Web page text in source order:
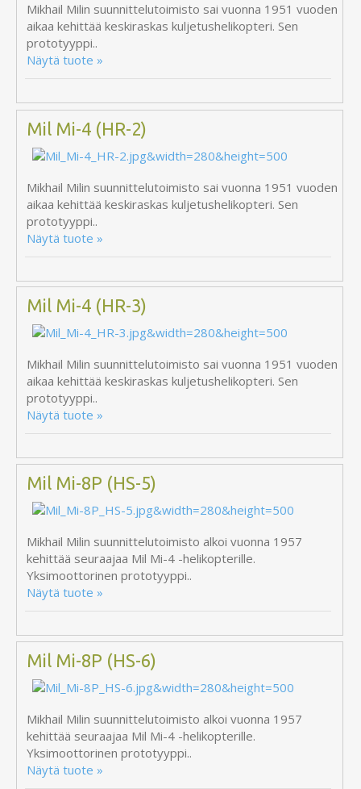
Mikhail Milin suunnittelutoimisto sai vuonna 1951 vuoden
aikaa kehittää keskiraskas kuljetushelikopteri. Sen
prototyyppi..
Näytä tuote »
Mil Mi-4 (HR-2)
Mikhail Milin suunnittelutoimisto sai vuonna 1951 vuoden
aikaa kehittää keskiraskas kuljetushelikopteri. Sen
prototyyppi..
Näytä tuote »
Mil Mi-4 (HR-3)
Mikhail Milin suunnittelutoimisto sai vuonna 1951 vuoden
aikaa kehittää keskiraskas kuljetushelikopteri. Sen
prototyyppi..
Näytä tuote »
Mil Mi-8P (HS-5)
Mikhail Milin suunnittelutoimisto alkoi vuonna 1957
kehittää seuraajaa Mil Mi-4 -helikopterille.
Yksimoottorinen prototyyppi..
Näytä tuote »
Mil Mi-8P (HS-6)
Mikhail Milin suunnittelutoimisto alkoi vuonna 1957
kehittää seuraajaa Mil Mi-4 -helikopterille.
Yksimoottorinen prototyyppi..
Näytä tuote »